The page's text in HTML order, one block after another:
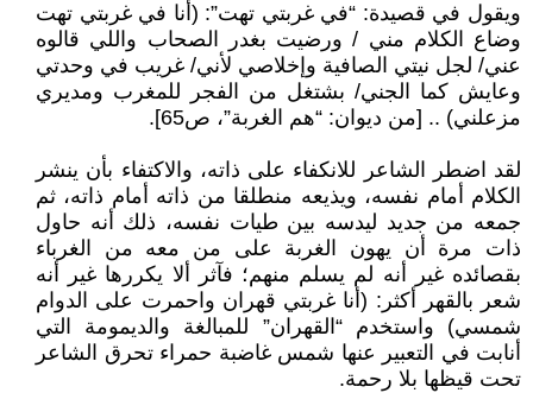
ويقول في قصيدة: “في غربتي تهت”: (أنا في غربتي تهت
وضاع الكلام مني / ورضيت بغدر الصحاب واللي قالوه
عني/ لجل نيتي الصافية وإخلاصي لأني/ غريب في وحدتي
وعايش كما الجني/ بشتغل من الفجر للمغرب ومديري
مزعلني) .. [من ديوان: “هم الغربة”، ص65].
لقد اضطر الشاعر للانكفاء على ذاته، والاكتفاء بأن ينشر
الكلام أمام نفسه، ويذيعه منطلقا من ذاته أمام ذاته، ثم
جمعه من جديد ليدسه بين طيات نفسه، ذلك أنه حاول
ذات مرة أن يهون الغربة على من معه من الغرباء
بقصائده غير أنه لم يسلم منهم؛ فآثر ألا يكررها غير أنه
شعر بالقهر أكثر: (أنا غربتي قهران واحمرت على الدوام
شمسي) واستخدم “القهران” للمبالغة والديمومة التي
أنابت في التعبير عنها شمس غاضبة حمراء تحرق الشاعر
تحت قيظها بلا رحمة.